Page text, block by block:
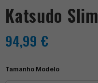
Katsudo Slim
94,99 €
Tamanho Modelo